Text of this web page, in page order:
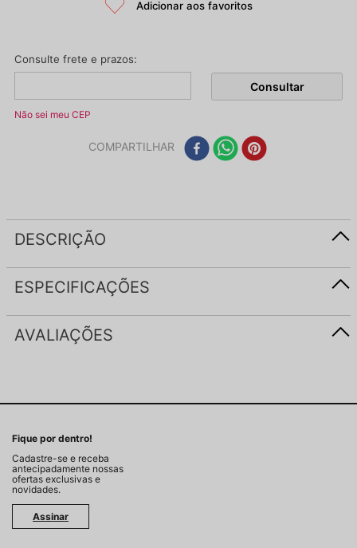
Não sei meu CEP
COMPARTILHAR
DESCRIÇÃO
ESPECIFICAÇÕES
AVALIAÇÕES
Fique por dentro!
Cadastre-se e receba
antecipadamente nossas
ofertas exclusivas e
novidades.
Assinar